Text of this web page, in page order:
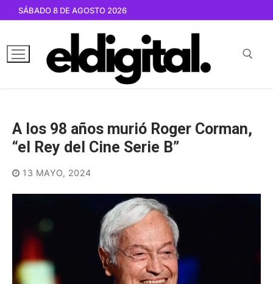
contenido
SÁBADO 8 DE AGOSTO 2026
A los 98 años murió Roger Corman,
“el Rey del Cine Serie B”
13 MAYO, 2024